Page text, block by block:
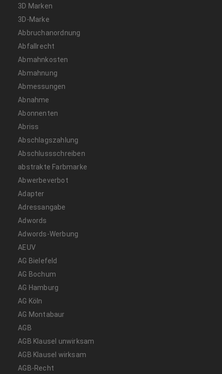
3D Marken
3D-Marke
Abbruchanordnung
Abfallrecht
Abmahnkosten
Abmahnung
Abmessungen
Abnahme
Abonnenten
Abriss
Abschlagszahlung
Abschlussschreiben
abstrakte Farbmarke
Abwerbeverbot
Adapter
Adressangabe
Adwords
Adwords-Werbung
AEUV
AG Bielefeld
AG Bochum
AG Hamburg
AG Köln
AG Montabaur
AGB
AGB Klausel unwirksam
AGB Klausel wirksam
AGB-Recht